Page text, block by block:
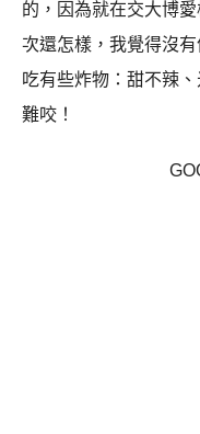
的，因為就在交大博
次還怎樣，我覺得沒
吃有些炸物：甜不辣
難咬！